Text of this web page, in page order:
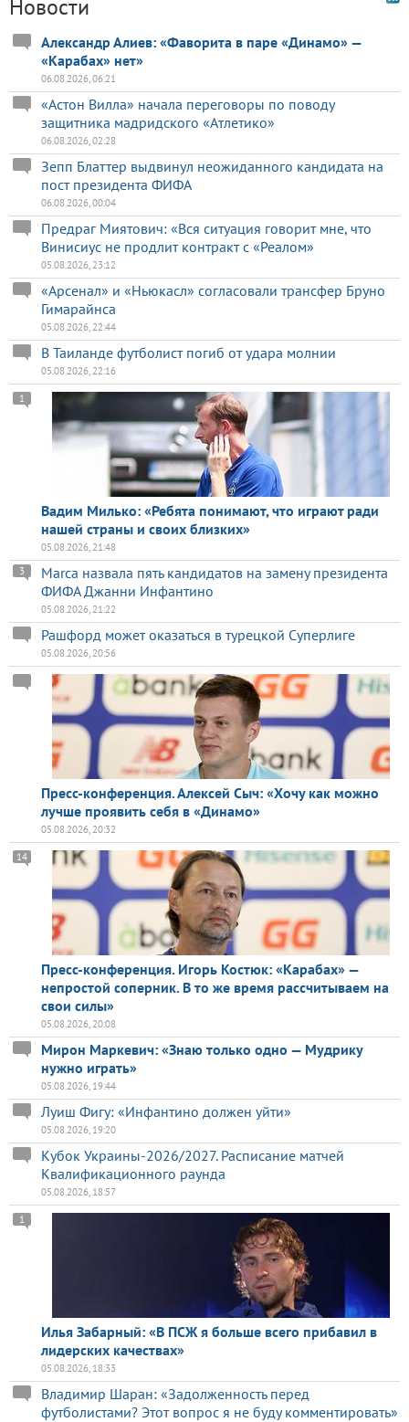
Новости
Александр Алиев: «Фаворита в паре «Динамо» —
«Карабах» нет»
06.08.2026, 06:21
«Астон Вилла» начала переговоры по поводу
защитника мадридского «Атлетико»
06.08.2026, 02:28
Зепп Блаттер выдвинул неожиданного кандидата на
пост президента ФИФА
06.08.2026, 00:04
Предраг Миятович: «Вся ситуация говорит мне, что
Винисиус не продлит контракт с «Реалом»
05.08.2026, 23:12
«Арсенал» и «Ньюкасл» согласовали трансфер Бруно
Гимарайнса
05.08.2026, 22:44
В Таиланде футболист погиб от удара молнии
05.08.2026, 22:16
Вадим Милько: «Ребята понимают, что играют ради
нашей страны и своих близких»
1
05.08.2026, 21:48
Marca назвала пять кандидатов на замену президента
ФИФА Джанни Инфантино
3
05.08.2026, 21:22
Рашфорд может оказаться в турецкой Суперлиге
05.08.2026, 20:56
Пресс-конференция. Алексей Сыч: «Хочу как можно
лучше проявить себя в «Динамо»
05.08.2026, 20:32
Пресс-конференция. Игорь Костюк: «Карабах» —
непростой соперник. В то же время рассчитываем на
свои силы»
14
05.08.2026, 20:08
Мирон Маркевич: «Знаю только одно — Мудрику
нужно играть»
05.08.2026, 19:44
Луиш Фигу: «Инфантино должен уйти»
05.08.2026, 19:20
Кубок Украины-2026/2027. Расписание матчей
Квалификационного раунда
05.08.2026, 18:57
Илья Забарный: «В ПСЖ я больше всего прибавил в
лидерских качествах»
1
05.08.2026, 18:33
Владимир Шаран: «Задолженность перед
футболистами? Этот вопрос я не буду комментировать»